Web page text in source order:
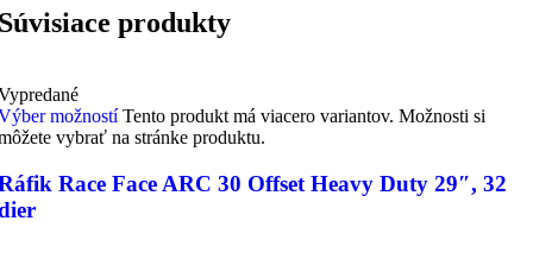
produkty
možností Tento produkt má viacero variantov. Možnosti si
vybrať na stránke produktu.
Race Face ARC 30 Offset Heavy Duty 29″, 32